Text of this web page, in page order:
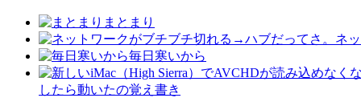
まとまり
ネ
毎日寒いから
したら動いたの覚え書き